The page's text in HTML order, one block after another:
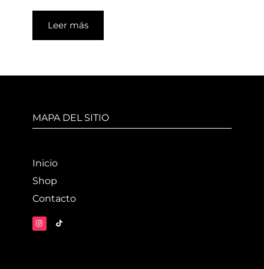
Leer más
MAPA DEL SITIO
Inicio
Shop
Contacto